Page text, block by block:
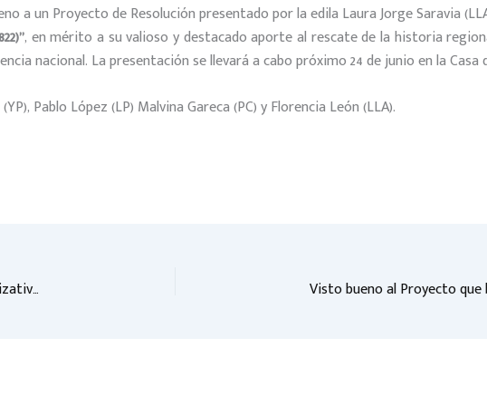
a un Proyecto de Resolución presentado por la edila Laura Jorge Saravia
, en mérito a su valioso y destacado aporte al rescate de la historia
nacional. La presentación se llevará a cabo próximo 24 de junio en la Casa
Pablo López (LP) Malvina Gareca (PC) y Florencia León (LLA).
Recibieron a funcionarios municipales para analizar aspectos organizativos de la Media Maratón New Balance 2026